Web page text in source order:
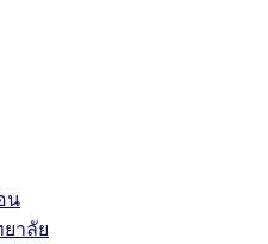
น
าลัย